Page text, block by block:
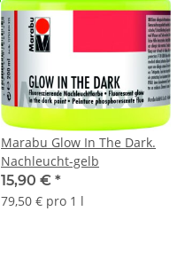
Marabu Glow In The Dark.
Nachleucht-gelb
15,90 € *
79,50 € pro 1 l